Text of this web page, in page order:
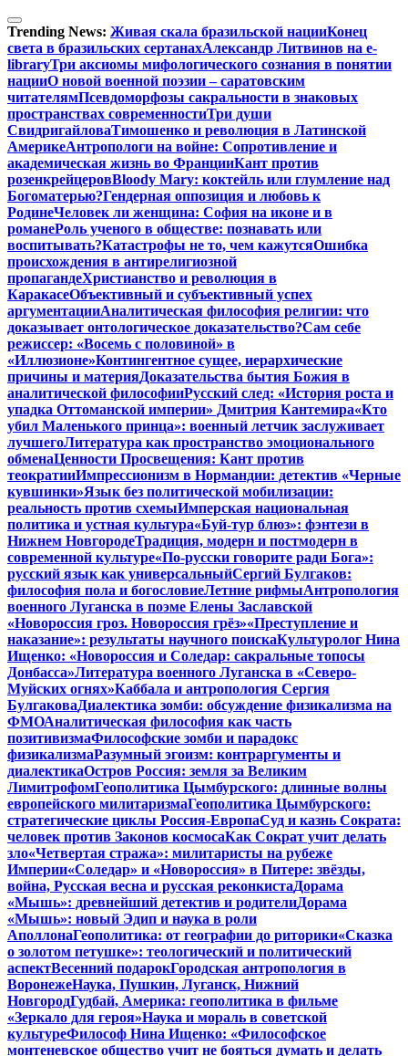
Перейти
к
содержимому
Trending News: Живая скала бразильской нацииКонец
света в бразильских сертанахАлександр Литвинов на e-
libraryТри аксиомы мифологического сознания в понятии
нацииО новой военной поэзии – саратовским
читателямПсевдоморфозы сакральности в знаковых
пространствах современностиТри души
СвидригайловаТимошенко и революция в Латинской
АмерикеАнтропологи на войне: Сопротивление и
академическая жизнь во ФранцииКант против
розенкрейцеровBloody Mary: коктейль или глумление над
Богоматерью?Гендерная оппозиция и любовь к
РодинеЧеловек ли женщина: София на иконе и в
романеРоль ученого в обществе: познавать или
воспитывать?Катастрофы не то, чем кажутсяОшибка
происхождения в антирелигиозной
пропагандеХристианство и революция в
КаракасеОбъективный и субъективный успех
аргументацииАналитическая философия религии: что
доказывает онтологическое доказательство?Сам себе
режиссер: «Восемь с половиной» в
«Иллюзионе»Контингентное сущее, иерархические
причины и материяДоказательства бытия Божия в
аналитической философииРусский след: «История роста и
упадка Оттоманской империи» Дмитрия Кантемира«Кто
убил Маленького принца»: военный летчик заслуживает
лучшегоЛитература как пространство эмоционального
обменаЦенности Просвещения: Кант против
теократииИмпрессионизм в Нормандии: детектив «Черные
кувшинки»Язык без политической мобилизации:
реальность против схемыИмперская национальная
политика и устная культура«Буй-тур блюз»: фэнтези в
Нижнем НовгородеТрадиция, модерн и постмодерн в
современной культуре«По-русски говорите ради Бога»:
русский язык как универсальныйСергий Булгаков:
философия пола и богословиеЛетние рифмыАнтропология
военного Луганска в поэме Елены Заславской
«Новороссия гроз. Новороссия грёз»«Преступление и
наказание»: результаты научного поискаКультуролог Нина
Ищенко: «Новороссия и Соледар: сакральные топосы
Донбасса»Литература военного Луганска в «Северо-
Муйских огнях»Каббала и антропология Сергия
БулгаковаДиалектика зомби: обсуждение физикализма на
ФМОАналитическая философия как часть
позитивизмаФилософские зомби и парадокс
физикализмаРазумный эгоизм: контраргументы и
диалектикаОстров Россия: земля за Великим
ЛимитрофомГеополитика Цымбурского: длинные волны
европейского милитаризмаГеополитика Цымбурского:
стратегические циклы Россия-ЕвропаСуд и казнь Сократа:
человек против Законов космосаКак Сократ учит делать
зло«Четвертая стража»: милитаристы на рубеже
Империи«Соледар» и «Новороссия» в Питере: звёзды,
война, Русская весна и русская реконкистаДорама
«Мышь»: древнейший детектив и родителиДорама
«Мышь»: новый Эдип и наука в роли
АполлонаГеополитика: от географии до риторики«Сказка
о золотом петушке»: теологический и политический
аспектВесенний подарокГородская антропология в
ВоронежеНаука, Пушкин, Луганск, Нижний
НовгородГудбай, Америка: геополитика в фильме
«Зеркало для героя»Наука и мораль в советской
культуреФилософ Нина Ищенко: «Философское
монтеневское общество учит не бояться думать и делать